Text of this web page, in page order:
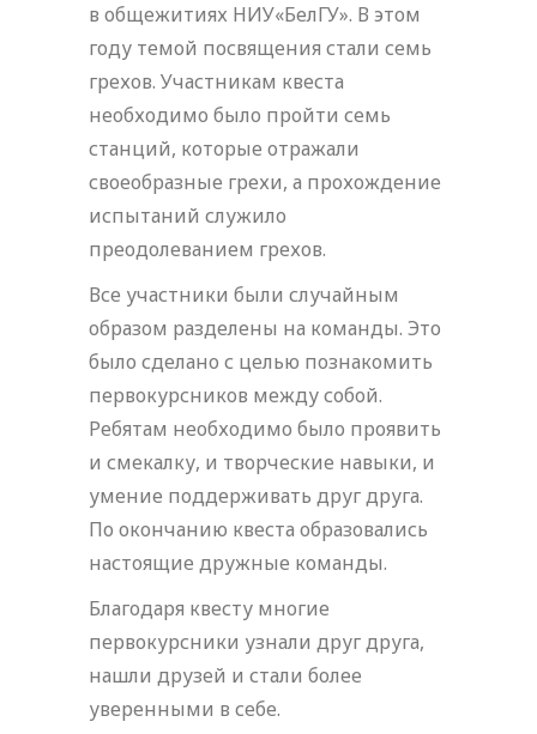
в общежитиях НИУ«БелГУ». В этом
году темой посвящения стали семь
грехов. Участникам квеста
необходимо было пройти семь
станций, которые отражали
своеобразные грехи, а прохождение
испытаний служило
преодолеванием грехов.
Все участники были случайным
образом разделены на команды. Это
было сделано с целью познакомить
первокурсников между собой.
Ребятам необходимо было проявить
и смекалку, и творческие навыки, и
умение поддерживать друг друга.
По окончанию квеста образовались
настоящие дружные команды.
Благодаря квесту многие
первокурсники узнали друг друга,
нашли друзей и стали более
уверенными в себе.